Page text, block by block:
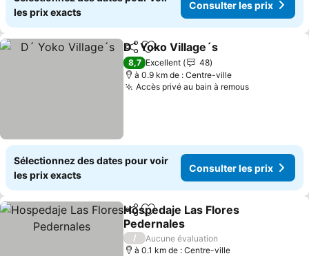
les prix exacts
Consulter les prix
PartagerAjouter à mes favoris
D´ Yoko Village´s
8,7 Excellent
48
à 0.9 km de : Centre-ville
Accès privé au bain à remousConsulter
Sélectionnez des dates pour voir
les prix exacts
Consulter les prix
PartagerAjouter à mes favoris
Hospedaje Las Flores
Pedernales
Consulter les prix
/
Aucune évaluation
à 0.1 km de : Centre-ville